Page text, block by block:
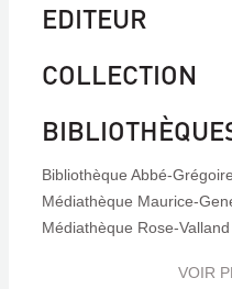
EDITEUR
COLLECTION
Bibliothèque Abbé-Grégoire
Médiathèque Maurice-
Médiathèque Rose-
VOIR